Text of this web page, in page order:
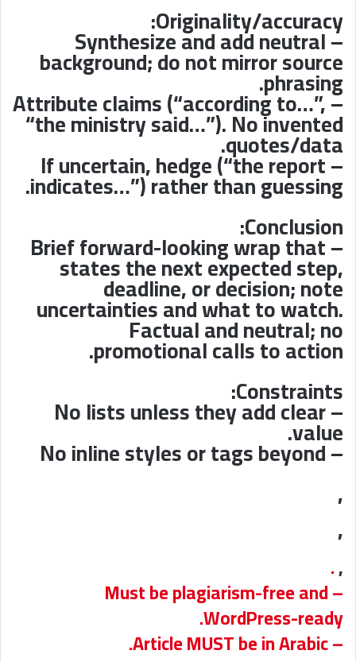
Originality/accuracy:
– Synthesize and add neutral
background; do not mirror source
phrasing.
– Attribute claims (“according to…”,
“the ministry said…”). No invented
quotes/data.
– If uncertain, hedge (“the report
indicates…”) rather than guessing.
Conclusion:
– Brief forward-looking wrap that
states the next expected step,
deadline, or decision; note
uncertainties and what to watch.
Factual and neutral; no
promotional calls to action.
Constraints:
– No lists unless they add clear
value.
– No inline styles or tags beyond
,
,
,
.
– Must be plagiarism-free and
WordPress-ready.
– Article MUST be in Arabic.